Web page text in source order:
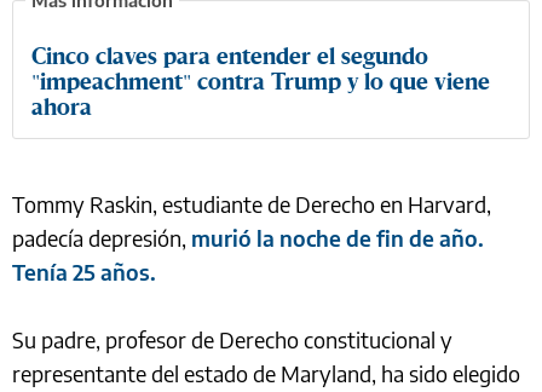
Cinco claves para entender el segundo
"impeachment" contra Trump y lo que viene
ahora
Tommy Raskin, estudiante de Derecho en Harvard,
padecía depresión, murió la noche de fin de año.
Tenía 25 años.
Su padre, profesor de Derecho constitucional y
representante del estado de Maryland, ha sido elegido